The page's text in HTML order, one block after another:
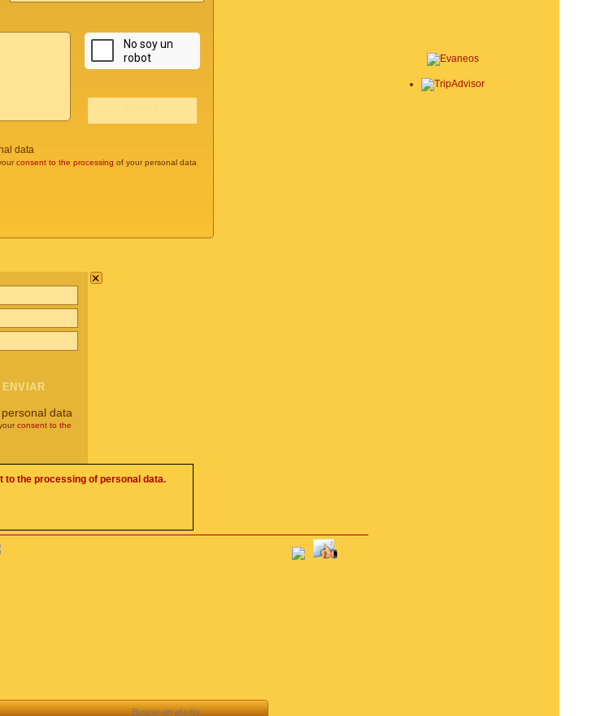
data
consent to the processing of your personal data
×
data
consent to the
to the processing of personal data.